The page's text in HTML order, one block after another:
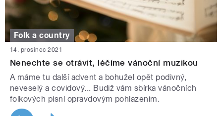
Folk a country
14. prosinec 2021
Nenechte se otrávit, léčíme vánoční muzikou
A máme tu další advent a bohužel opět podivný,
neveselý a covidový... Budiž vám sbírka vánočních
folkových písní opravdovým pohlazením.